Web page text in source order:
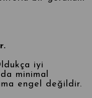
iyi
minimal
engel değildir.